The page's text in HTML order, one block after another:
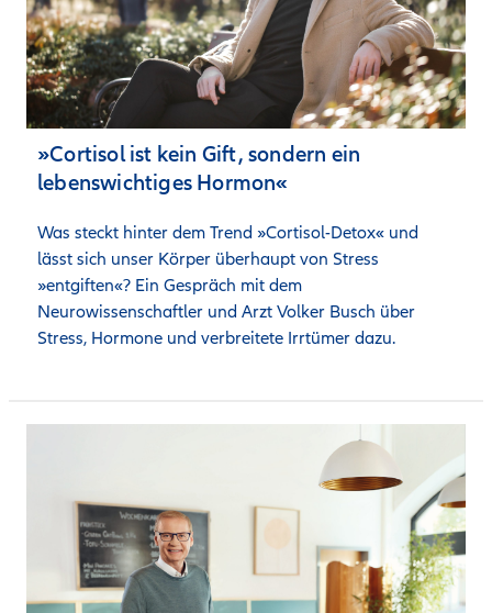
»Cortisol ist kein Gift, sondern ein
lebenswichtiges Hormon«
Was steckt hinter dem Trend »Cortisol-Detox« und
lässt sich unser Körper überhaupt von Stress
»entgiften«? Ein Gespräch mit dem
Neurowissenschaftler und Arzt Volker Busch über
Stress, Hormone und verbreitete Irrtümer dazu.